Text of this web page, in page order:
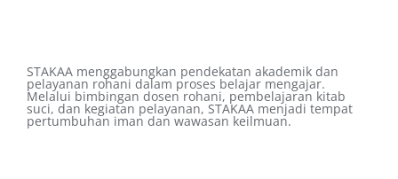
STAKAA menggabungkan pendekatan akademik dan
pelayanan rohani dalam proses belajar mengajar.
Melalui bimbingan dosen rohani, pembelajaran kitab
suci, dan kegiatan pelayanan, STAKAA menjadi tempat
pertumbuhan iman dan wawasan keilmuan.